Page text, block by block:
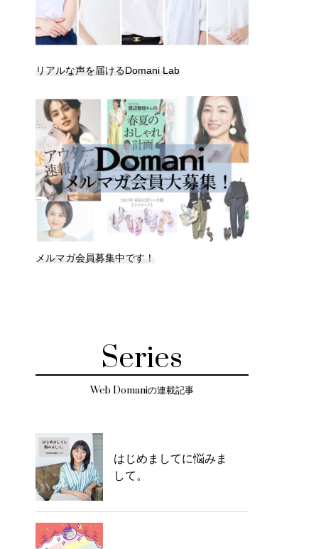
リアルな声を届けるDomani Lab
メルマガ会員募集中です！
Series
Web Domaniの連載記事
はじめましてに悩みま
して。